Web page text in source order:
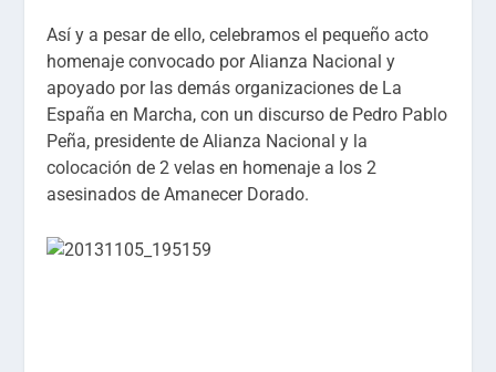
Así y a pesar de ello, celebramos el pequeño acto
homenaje convocado por Alianza Nacional y
apoyado por las demás organizaciones de La
España en Marcha, con un discurso de Pedro Pablo
Peña, presidente de Alianza Nacional y la
colocación de 2 velas en homenaje a los 2
asesinados de Amanecer Dorado.